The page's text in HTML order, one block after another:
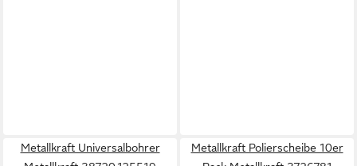
Metallkraft Universalbohrer
Metallkraft Polierscheibe 10er